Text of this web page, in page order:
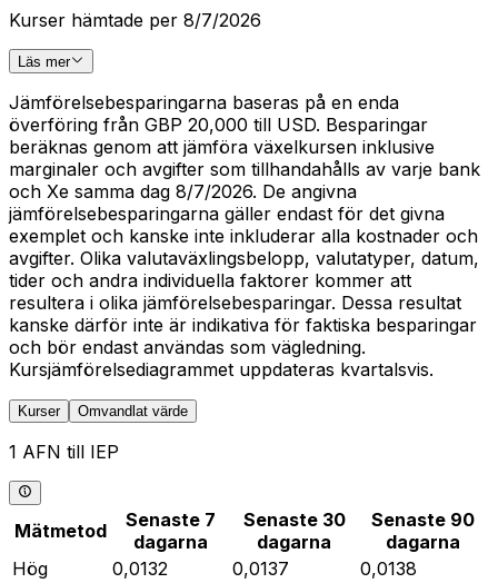
Kurser hämtade per 8/7/2026
Läs mer
Jämförelsebesparingarna baseras på en enda
överföring från GBP 20,000 till USD. Besparingar
beräknas genom att jämföra växelkursen inklusive
marginaler och avgifter som tillhandahålls av varje bank
och Xe samma dag 8/7/2026. De angivna
jämförelsebesparingarna gäller endast för det givna
exemplet och kanske inte inkluderar alla kostnader och
avgifter. Olika valutaväxlingsbelopp, valutatyper, datum,
tider och andra individuella faktorer kommer att
resultera i olika jämförelsebesparingar. Dessa resultat
kanske därför inte är indikativa för faktiska besparingar
och bör endast användas som vägledning.
Kursjämförelsediagrammet uppdateras kvartalsvis.
Kurser Omvandlat värde
1 AFN till IEP
Mätmetod
Senaste 7
dagarna
Senaste 30
dagarna
Senaste 90
dagarna
Hög
0,0132 0,0137
0,0138